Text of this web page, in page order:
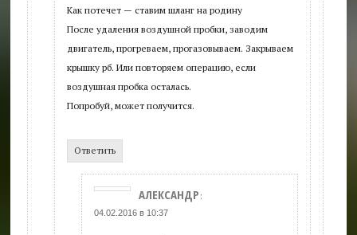
Как потечет — ставим шланг на родину
После удаления воздушной пробки, заводим
двигатель, прогреваем, прогазовываем. Закрываем
крышку рб. Или повторяем операцию, если
воздушная пробка осталась.
Попробуй, может получится.
Ответить
АЛЕКСАНДР :
04.02.2016 в 10:37